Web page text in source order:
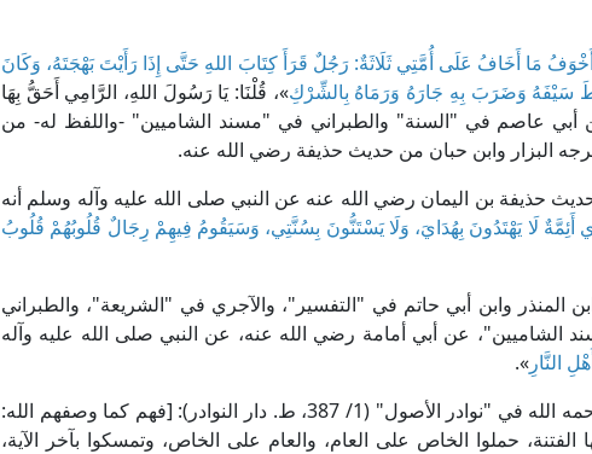
مَا أَخَافُ عَلَى أُمَّتِي ثَلَاثَةٌ: رَجُلٌ قَرَأَ كِتَابَ اللهِ حَتَّى إِذَا رَأَيْتَ بَهْجَتَهُ، وَكَانَ
سَيْفَهُ وَضَرَبَ بِهِ جَارَهُ وَرَمَاهُ بِالشِّرْكِ»، قُلْنَا: يَا رَسُولَ اللهِ، الرَّامِي أَحَقُّ بِهَا
أبي عاصم في "السنة" والطبراني في "مسند الشاميين" -واللفظ له- من
البزار وابن حبان من حديث حذيفة رضي الله عنه.
حذيفة بن اليمان رضي الله عنه عن النبي صلى الله عليه وآله وسلم أنه
أَئِمَّةٌ لَا يَهْتَدُونَ بِهُدَايَ، وَلَا يَسْتَنُّونَ بِسُنَّتِي، وَسَيَقُومُ فِيهِمْ رِجَالٌ قُلُوبُهُمْ قُلُوبُ
وابن أبي حاتم في "التفسير"، والآجري في "الشريعة"، والطبراني
الشاميين"، عن أبي أمامة رضي الله عنه، عن النبي صلى الله عليه وآله
النَّارِ ».
يقول الإمام العارف الحكيم الترمذي رحمه الله في "نوادر الأصول" (1/ 387، ط. دار النوادر): [فهم كما وصفهم الله:
الفتنة، حملوا الخاص على العام، والعام على الخاص، وتمسكوا بآخر الآية،